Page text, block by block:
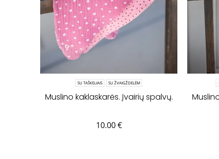
SU TAŠKELIAIS SU ŽVAIGŽDELĖM
Muslino kaklaskarės. Įvairių spalvų.
10.00€